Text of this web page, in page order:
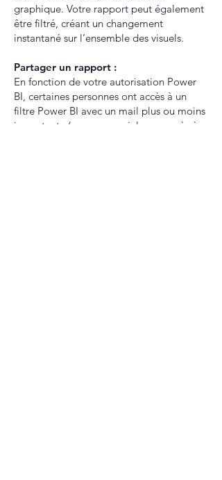
graphique. Votre rapport peut également
être filtré, créant un changement
instantané sur l’ensemble des visuels.
Partager un rapport :
En fonction de votre autorisation Power
BI, certaines personnes ont accès à un
filtre Power BI avec un mail plus ou moins
importante (un commercial aura accès à